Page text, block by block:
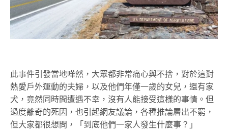
此事件引發當地嘩然，大眾都非常痛心與不捨，對於這對
熱愛戶外運動的夫婦，以及他們年僅一歲的女兒，還有家
犬，竟然同時間遭遇不幸，沒有人能接受這樣的事情。但
過度離奇的死因，也引起網友議論，各種推論層出不窮，
但大家都很想問，「到底他們一家人發生什麼事？」